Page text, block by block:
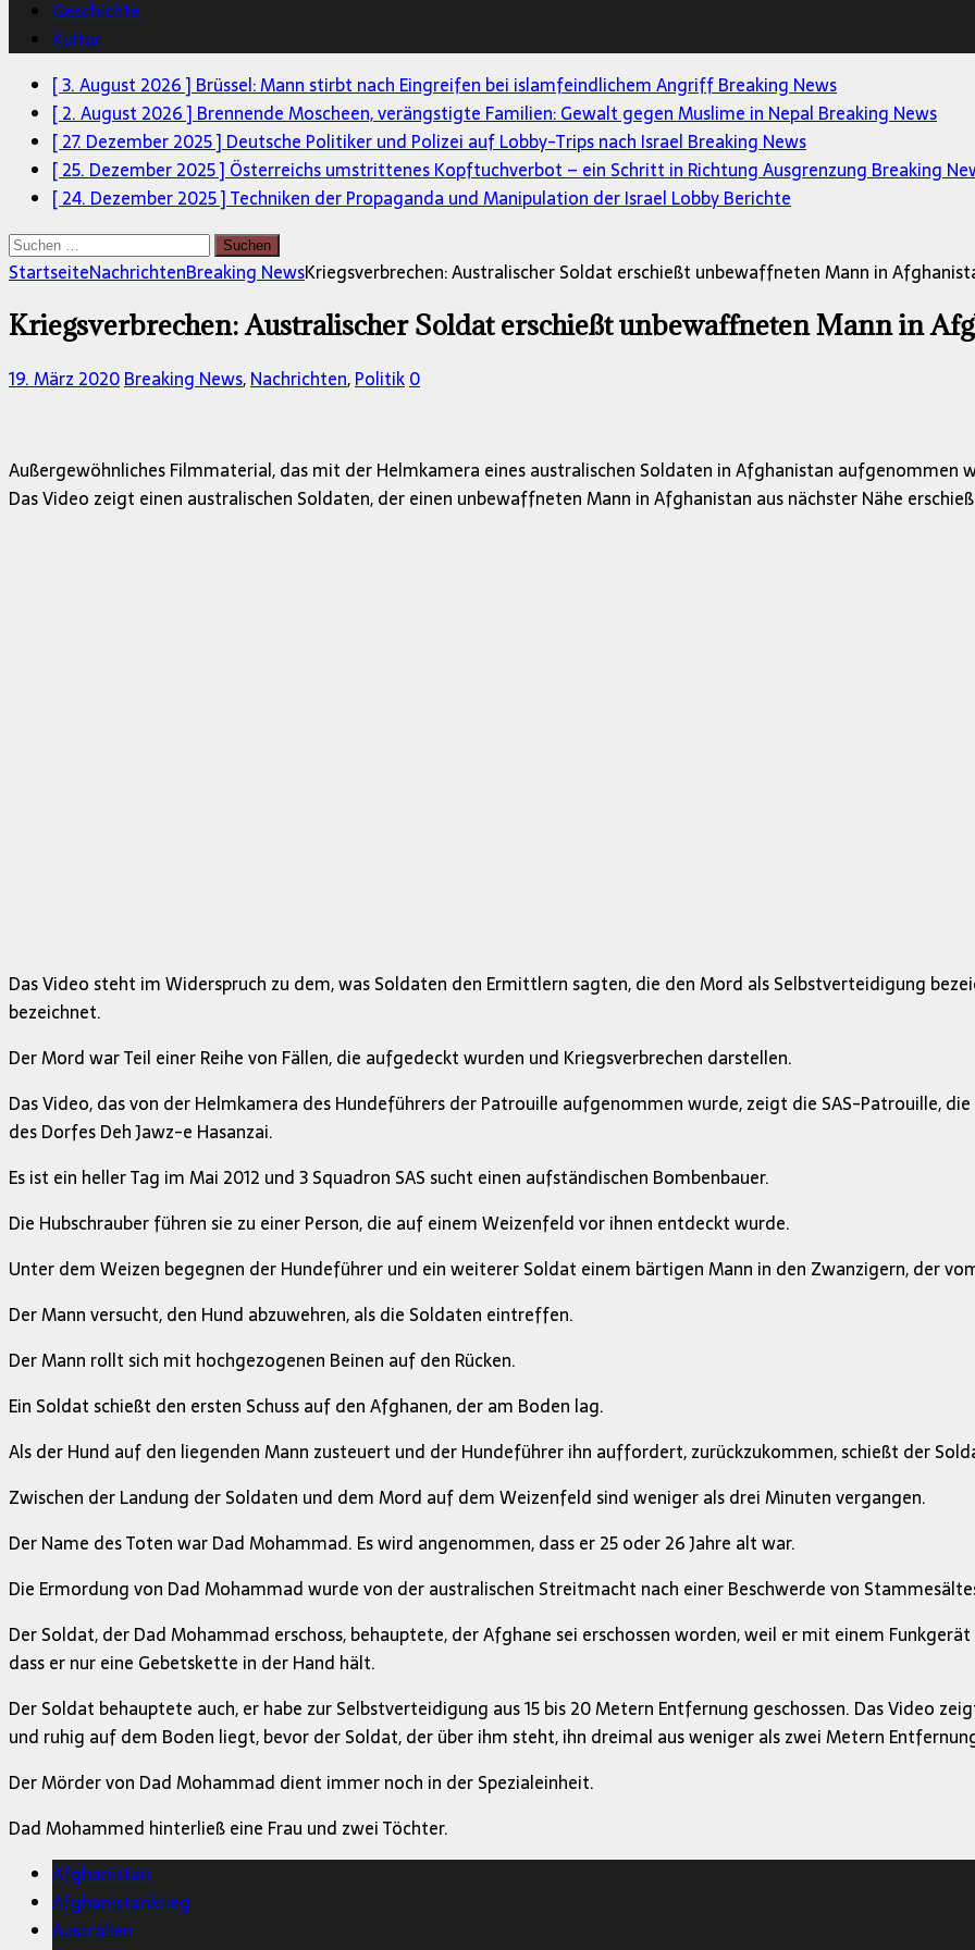
Geschichte
Kultur
[ 3. August 2026 ] Brüssel: Mann stirbt nach Eingreifen bei islamfeindlichem AngriffBreaking News
[ 2. August 2026 ] Brennende Moscheen, verängstigte Familien: Gewalt gegen Muslime in Nepal Breaking News
[ 27. Dezember 2025 ] Deutsche Politiker und Polizei auf Lobby-Trips nach Israel Breaking News
[ 25. Dezember 2025 ] Österreichs umstrittenes Kopftuchverbot – ein Schritt in Richtung Ausgrenzung Breaking
[ 24. Dezember 2025 ]Techniken der Propaganda und Manipulation der Israel LobbyBerichte
Suchen
nach:
StartseiteNachrichtenBreaking NewsKriegsverbrechen: Australischer Soldat erschießt unbewaffneten Mann in
Kriegsverbrechen: Australischer Soldat erschießt unbewaffneten Mann in
19. März 2020Breaking News,Nachrichten,Politik0
Außergewöhnliches Filmmaterial, das mit der Helmkamera eines australischen Soldaten in Afghanistan aufgenommen
Das Video zeigt einen australischen Soldaten, der einen unbewaffneten Mann in Afghanistan aus nächster Nähe
Das Video steht im Widerspruch zu dem, was Soldaten den Ermittlern sagten, die den Mord als Selbstverteidigung
bezeichnet.
Der Mord war Teil einer Reihe von Fällen, die aufgedeckt wurden und Kriegsverbrechen darstellen.
Das Video, das von der Helmkamera des Hundeführers der Patrouille aufgenommen wurde, zeigt die SAS-Patrouille,
des Dorfes Deh Jawz-e Hasanzai.
Es ist ein heller Tag im Mai 2012 und 3 Squadron SAS sucht einen aufständischen Bombenbauer.
Die Hubschrauber führen sie zu einer Person, die auf einem Weizenfeld vor ihnen entdeckt wurde.
Unter dem Weizen begegnen der Hundeführer und ein weiterer Soldat einem bärtigen Mann in den Zwanzigern, der
Der Mann versucht, den Hund abzuwehren, als die Soldaten eintreffen.
Der Mann rollt sich mit hochgezogenen Beinen auf den Rücken.
Ein Soldat schießt den ersten Schuss auf den Afghanen, der am Boden lag.
Als der Hund auf den liegenden Mann zusteuert und der Hundeführer ihn auffordert, zurückzukommen, schießt der
Zwischen der Landung der Soldaten und dem Mord auf dem Weizenfeld sind weniger als drei Minuten vergangen.
Der Name des Toten war Dad Mohammad. Es wird angenommen, dass er 25 oder 26 Jahre alt war.
Die Ermordung von Dad Mohammad wurde von der australischen Streitmacht nach einer Beschwerde von
Der Soldat, der Dad Mohammad erschoss, behauptete, der Afghane sei erschossen worden, weil er mit einem
dass er nur eine Gebetskette in der Hand hält.
Der Soldat behauptete auch, er habe zur Selbstverteidigung aus 15 bis 20 Metern Entfernung geschossen. Das Video
und ruhig auf dem Boden liegt, bevor der Soldat, der über ihm steht, ihn dreimal aus weniger als zwei Metern
Der Mörder von Dad Mohammad dient immer noch in der Spezialeinheit.
Dad Mohammed hinterließ eine Frau und zwei Töchter.
Afghanistan
Afghanistankrieg
Australien